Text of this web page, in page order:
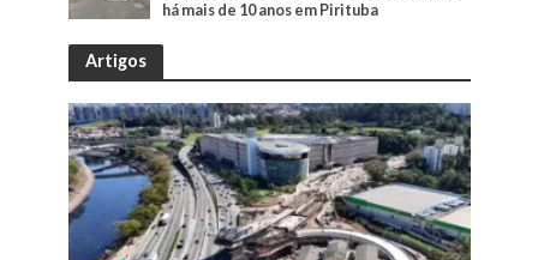
há mais de 10 anos em Pirituba
Artigos